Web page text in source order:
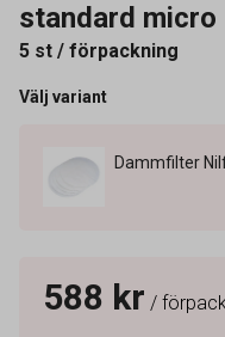
standard micro
5 st / förpackning
Välj variant
588 kr /